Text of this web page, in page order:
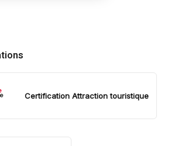
Certification Attraction touristique